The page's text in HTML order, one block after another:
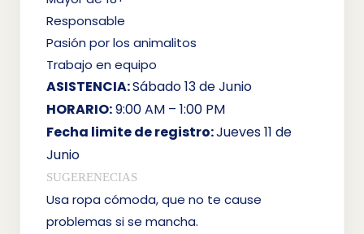
Responsable
Pasión por los animalitos
Trabajo en equipo
ASISTENCIA:Sábado 13 de Junio
HORARIO:9:00 AM – 1:00 PM
Fecha limite de registro:Jueves 11 de
Junio
SUGERENECIAS
Usa ropa cómoda, que no te cause
problemas si se mancha.